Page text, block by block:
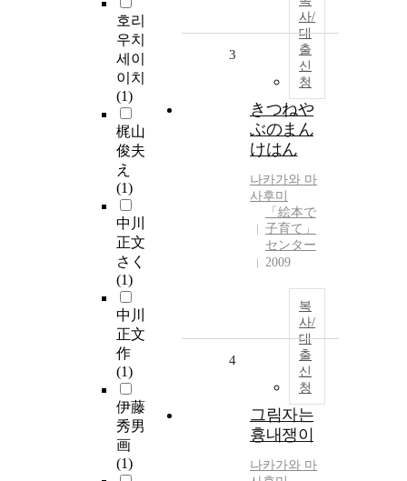
호리
우치
세이
이치
(1)
梶山
俊夫
え
(1)
中川
正文
さく
(1)
中川
正文
作
(1)
伊藤
秀男
画
(1)
사/
대
출
신
청
3
きつねや
ぶのまん
けはん
나카가와 마
사후미
「絵本で
子育て」
センター
2009
복
사/
대
출
신
청
4
그림자는
흉내쟁이
나카가와 마